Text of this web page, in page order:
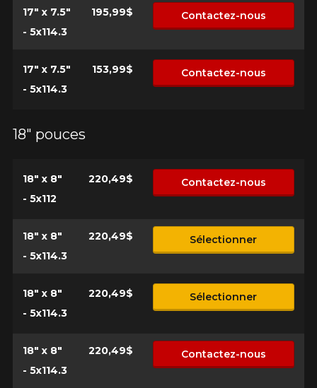
17" x 7.5"
- 5x114.3
195,99$ Contactez-nous
17" x 7.5"
- 5x114.3
153,99$ Contactez-nous
18" pouces
18" x 8"
- 5x112
220,49$ Contactez-nous
18" x 8"
- 5x114.3
220,49$ Sélectionner
18" x 8"
- 5x114.3
220,49$ Sélectionner
18" x 8"
- 5x114.3
220,49$ Contactez-nous